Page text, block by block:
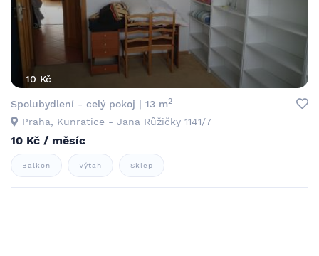
10 Kč
Spolubydlení - celý pokoj | 13 m2
Praha, Kunratice - Jana Růžičky 1141/7
10 Kč / měsíc
Balkon Výtah Sklep